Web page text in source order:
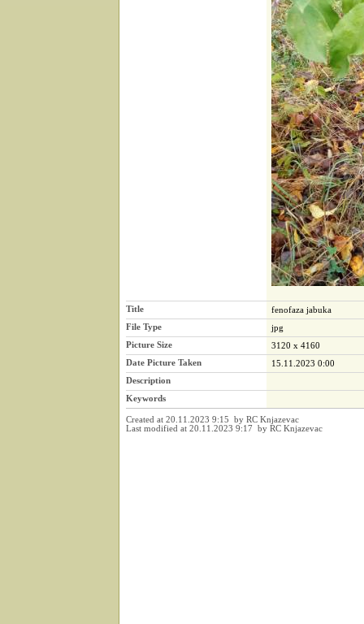
Title
fenofaza jabuka
File Type
jpg
Picture Size
3120 x 4160
Date Picture Taken
15.11.2023 0:00
Description
Keywords
Created at 20.11.2023 9:15 by RC Knjazevac
Last modified at 20.11.2023 9:17 by RC Knjazevac